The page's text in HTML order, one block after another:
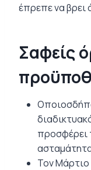
έπρεπε να βρει
Σαφείς
προσφέρει
Τον Μάρτιο